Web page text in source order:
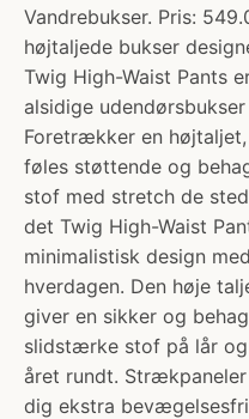
Vandrebukser. Pris:
højtaljede bukser
Twig High-Waist Pants
alsidige
Foretrækker en
føles støttende og
stof med stretch de
det Twig High-Waist
minimalistisk design
hverdagen. Den høje
giver en sikker og
slidstærke stof på lår
året rundt.
dig ekstra